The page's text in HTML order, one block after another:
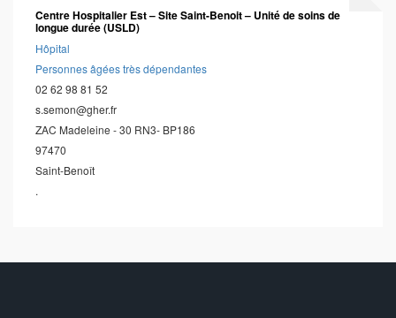
Centre Hospitalier Est – Site Saint-Benoit – Unité de soins de
longue durée (USLD)
Hôpital
Personnes âgées très dépendantes
02 62 98 81 52
s.semon@gher.fr
ZAC Madeleine - 30 RN3- BP186
97470
Saint-Benoît
.